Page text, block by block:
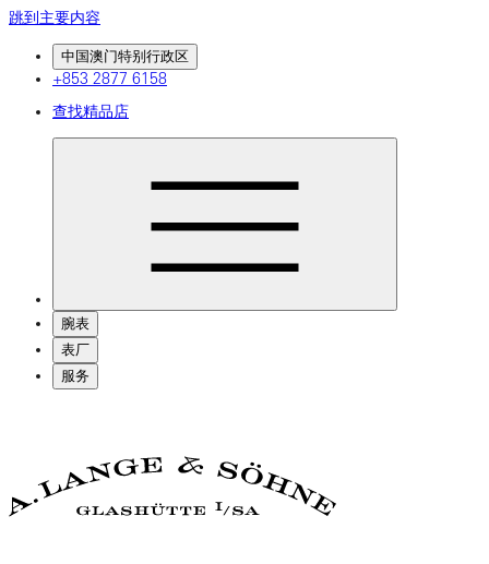
跳到主要内容
中国澳门特别行政区
+853 2877 6158
查找精品店
腕表
表厂
服务